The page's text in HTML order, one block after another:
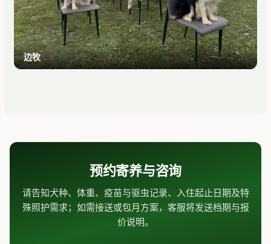
边牧
预约寄养与咨询
请告知犬种、体重、疫苗与驱虫记录、入住起止日期及特
殊照护需求；如需接送或包月方案，客服将发送档期与报
价说明。